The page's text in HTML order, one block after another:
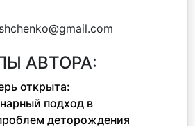
АВТОРА:
открыта:
подход в
деторождения